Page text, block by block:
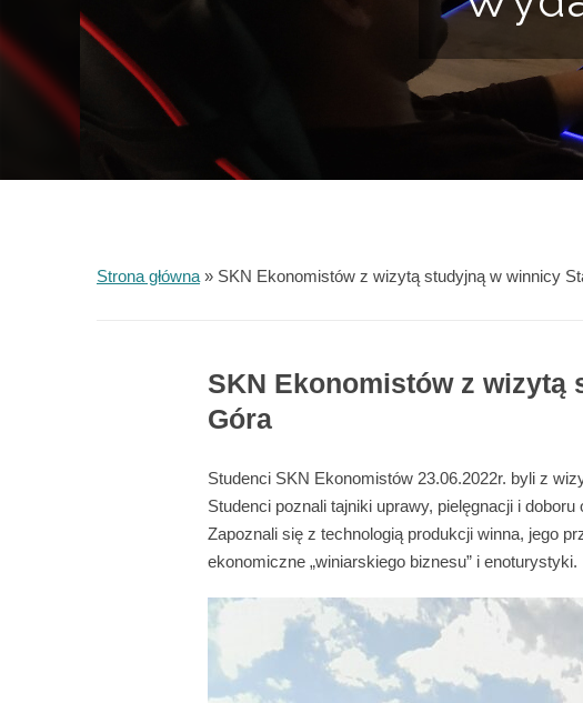
Strona główna » SKN Ekonomistów z wizytą studyjną w winnicy
SKN Ekonomistów z wizytą
Góra
Studenci SKN Ekonomistów 23.06.2022r. byli z
Studenci poznali tajniki uprawy, pielęgnacji i
Zapoznali się z technologią produkcji winna, jego
ekonomiczne „winiarskiego biznesu” i enoturystyki.